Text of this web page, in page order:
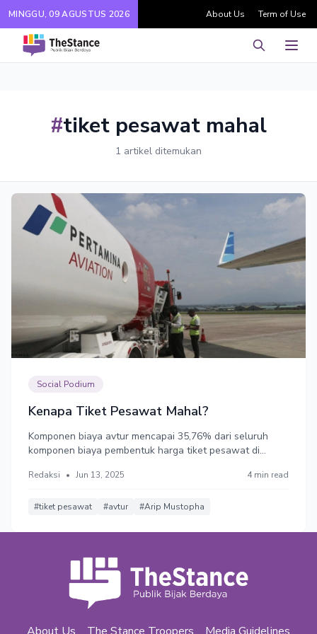
MINGGU, 09 AGUSTUS 2026 About Us Term of Use
Pencarian
#tiket pesawat mahal
1 artikel ditemukan
Social Podium
Kenapa Tiket Pesawat Mahal?
Komponen biaya avtur mencapai 35,76% dari seluruh
komponen biaya pembentuk harga tiket pesawat di
bahwa komponen avtur dan pelumas rata-rata mencapai
Bagaimana ini?
Redaksi • Jun 13, 2025 4 min read
#tiket pesawat #avtur #Arip Mustopha